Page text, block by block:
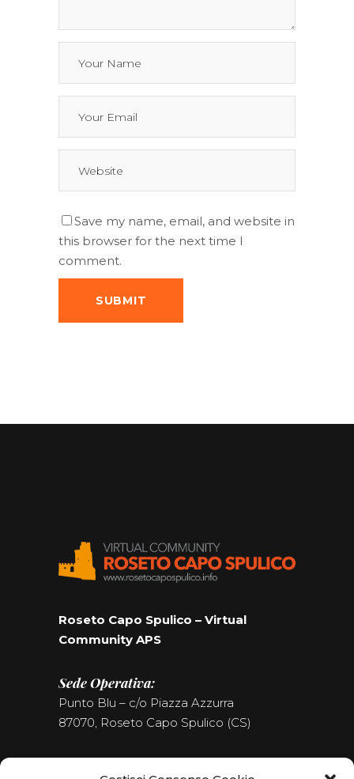
Save my name, email, and website in
this browser for the next time I
comment.
Roseto Capo Spulico – Virtual
Community APS
Sede Operativa:
Punto Blu – c/o Piazza Azzurra
87070, Roseto Capo Spulico (CS)